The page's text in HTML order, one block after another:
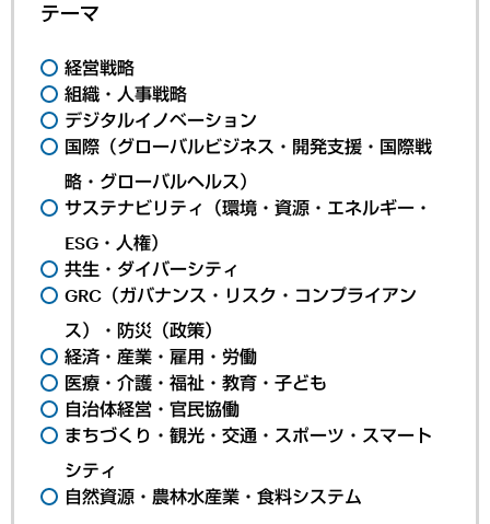
テーマ
経営戦略
組織・人事戦略
デジタルイノベーション
国際（グローバルビジネス・開発支援・国際戦
略・グローバルヘルス）
サステナビリティ（環境・資源・エネルギー・
ESG・人権）
共生・ダイバーシティ
GRC（ガバナンス・リスク・コンプライアン
ス）・防災（政策）
経済・産業・雇用・労働
医療・介護・福祉・教育・子ども
自治体経営・官民協働
まちづくり・観光・交通・スポーツ・スマート
シティ
自然資源・農林水産業・食料システム